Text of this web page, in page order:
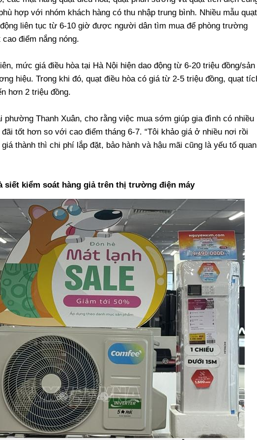
hợp với nhóm khách hàng có thu nhập trung bình. Nhiều mẫu quạt
liên tục từ 6-10 giờ được người dân tìm mua để phòng trường
điểm nắng nóng.
mức giá điều hòa tại Hà Nội hiện dao động từ 6-20 triệu đồng/sản
hiệu. Trong khi đó, quạt điều hòa có giá từ 2-5 triệu đồng, quạt
hơn 2 triệu đồng.
phường Thanh Xuân, cho rằng việc mua sớm giúp gia đình có nhiều
tốt hơn so với cao điểm tháng 6-7. “Tôi khảo giá ở nhiều nơi rồi
thành thì chi phí lắp đặt, bảo hành và hậu mãi cũng là yếu tố quan
siết kiểm soát hàng giả trên thị trường điện máy